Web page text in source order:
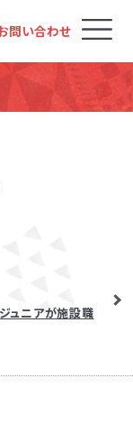
問い合わせ
ュニアが施設職